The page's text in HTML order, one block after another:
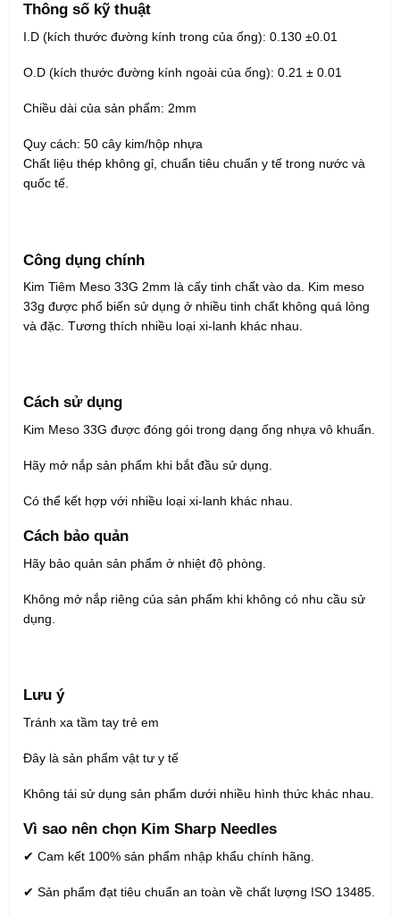
Thông số kỹ thuật
I.D (kích thước đường kính trong của ống): 0.130 ±0.01
O.D (kích thước đường kính ngoài của ống): 0.21 ± 0.01
Chiều dài của sản phẩm: 2mm
Quy cách: 50 cây kim/hộp nhựa
Chất liệu thép không gỉ, chuẩn tiêu chuẩn y tế trong nước và
quốc tế.
Công dụng chính
Kim Tiêm Meso 33G 2mm là cấy tinh chất vào da. Kim meso
33g được phổ biến sử dụng ở nhiều tinh chất không quá lỏng
và đặc. Tương thích nhiều loại xi-lanh khác nhau.
Cách sử dụng
Kim Meso 33G được đóng gói trong dạng ống nhựa vô khuẩn.
Hãy mở nắp sản phẩm khi bắt đầu sử dụng.
Có thể kết hợp với nhiều loại xi-lanh khác nhau.
Cách bảo quản
Hãy bảo quản sản phẩm ở nhiệt độ phòng.
Không mở nắp riêng của sản phẩm khi không có nhu cầu sử
dụng.
Lưu ý
Tránh xa tầm tay trẻ em
Đây là sản phẩm vật tư y tế
Không tái sử dụng sản phẩm dưới nhiều hình thức khác nhau.
Vì sao nên chọn Kim Sharp Needles
✔ Cam kết 100% sản phẩm nhập khẩu chính hãng.
✔ Sản phẩm đạt tiêu chuẩn an toàn về chất lượng ISO 13485.